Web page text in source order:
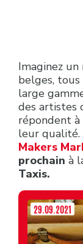
Imaginez
belges,
large
des artistes
répondent à
leur qualité.
Makers
prochain à
Taxis.
29.09.2021